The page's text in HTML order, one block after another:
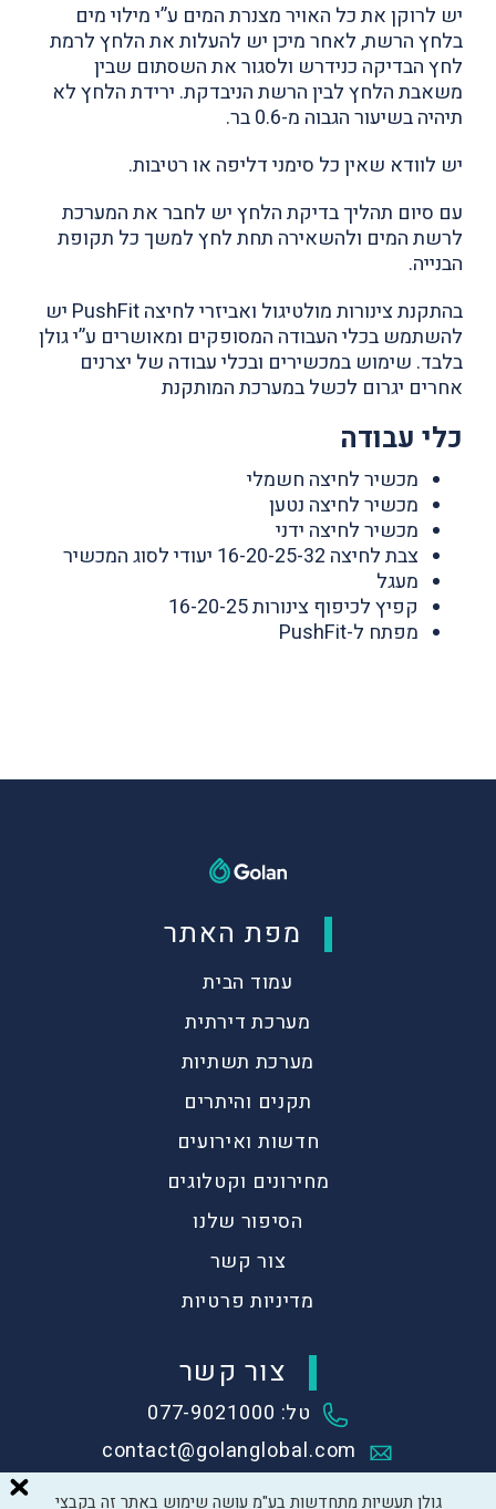
יש לרוקן את כל האויר מצנרת המים ע”י מילוי מים
בלחץ הרשת, לאחר מיכן יש להעלות את הלחץ לרמת
לחץ הבדיקה כנידרש ולסגור את השסתום שבין
משאבת הלחץ לבין הרשת הניבדקת. ירידת הלחץ לא
תיהיה בשיעור הגבוה מ-0.6 בר.
יש לוודא שאין כל סימני דליפה או רטיבות.
עם סיום תהליך בדיקת הלחץ יש לחבר את המערכת
לרשת המים ולהשאירה תחת לחץ למשך כל תקופת
הבנייה.
בהתקנת צינורות מולטיגול ואביזרי לחיצה PushFit יש
להשתמש בכלי העבודה המסופקים ומאושרים ע”י גולן
בלבד. שימוש במכשירים ובכלי עבודה של יצרנים
אחרים יגרום לכשל במערכת המותקנת
כלי עבודה
מכשיר לחיצה חשמלי
מכשיר לחיצה נטען
מכשיר לחיצה ידני
צבת לחיצה 16-20-25-32 יעודי לסוג המכשיר
מעגל
קפיץ לכיפוף צינורות 16-20-25
מפתח ל-PushFit
מפת האתר
עמוד הבית
מערכת דירתית
מערכת תשתיות
תקנים והיתרים
חדשות ואירועים
מחירונים וקטלוגים
הסיפור שלנו
צור קשר
מדיניות פרטיות
צור קשר
טל: 077-9021000
contact@golanglobal.com
גולן תעשיות מתחדשות, שער הגולן
גולן תעשיות מתחדשות בע"מ עושה שימוש באתר זה בקבצי